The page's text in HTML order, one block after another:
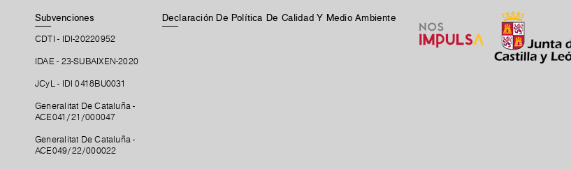
Subvenciones
CDTI - IDI-20220952
IDAE - 23-SUBAIXEN-2020
JCyL - IDI 0418BU0031
Generalitat De Cataluña -
ACE041/21/000047
Generalitat De Cataluña -
ACE049/22/000022
Declaración De Política De Calidad Y Medio Ambiente